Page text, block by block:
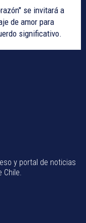
se invitará a
de amor para
significativo.
y portal de noticias